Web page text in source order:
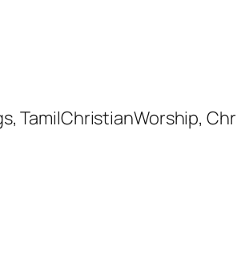
TamilChristianWorship,